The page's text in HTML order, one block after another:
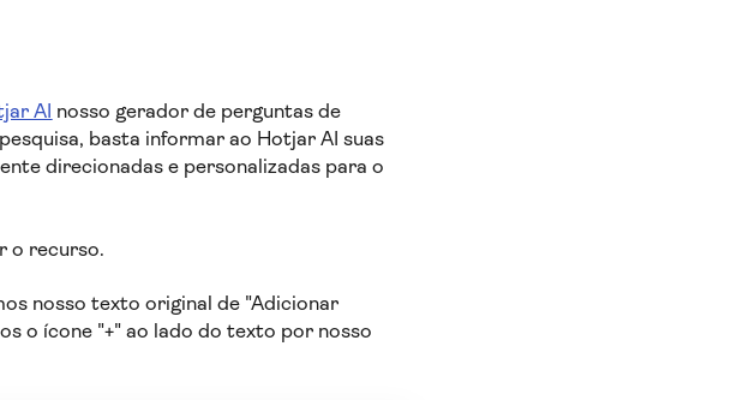
AI nosso gerador de perguntas de
basta informar ao Hotjar AI suas
direcionadas e personalizadas para o
o recurso.
nosso texto original de "Adicionar
o ícone "+" ao lado do texto por nosso